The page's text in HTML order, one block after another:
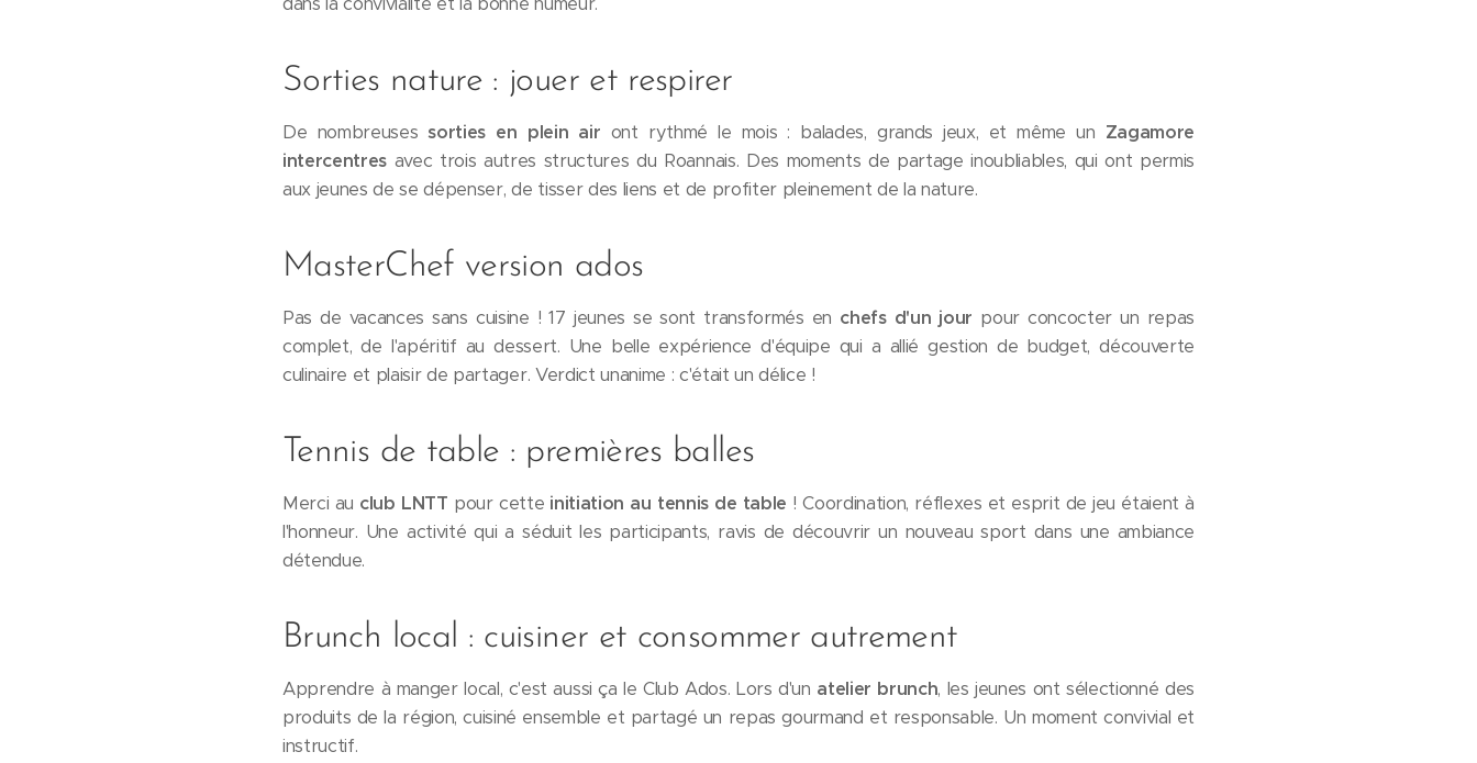
Sorties nature : jouer et respirer
De nombreusessorties en plein air ont rythmé le mois : balades, grands jeux, et même un Zagamore
intercentres avec trois autres structures du Roannais. Des moments de partage inoubliables, qui ont permis
aux jeunes de se dépenser, de tisser des liens et de profiter pleinement de la nature.
MasterChef version ados
Pas de vacances sans cuisine ! 17 jeunes se sont transformés en chefs d'un jour pour concocter un repas
complet, de l'apéritif au dessert. Une belle expérience d'équipe qui a allié gestion de budget, découverte
culinaire et plaisir de partager. Verdict unanime : c'était un délice !
Tennis de table : premières balles
Merci au club LNTT pour cette initiation au tennis de table ! Coordination, réflexes et esprit de jeu étaient à
l'honneur. Une activité qui a séduit les participants, ravis de découvrir un nouveau sport dans une ambiance
détendue.
Brunch local : cuisiner et consommer autrement
Apprendre à manger local, c'est aussi ça le Club Ados. Lors d'un atelier brunch, les jeunes ont sélectionné des
produits de la région, cuisiné ensemble et partagé un repas gourmand et responsable. Un moment convivial et
instructif.